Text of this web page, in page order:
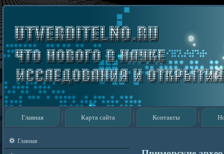
Главная Карта сайта Контакты
Главная